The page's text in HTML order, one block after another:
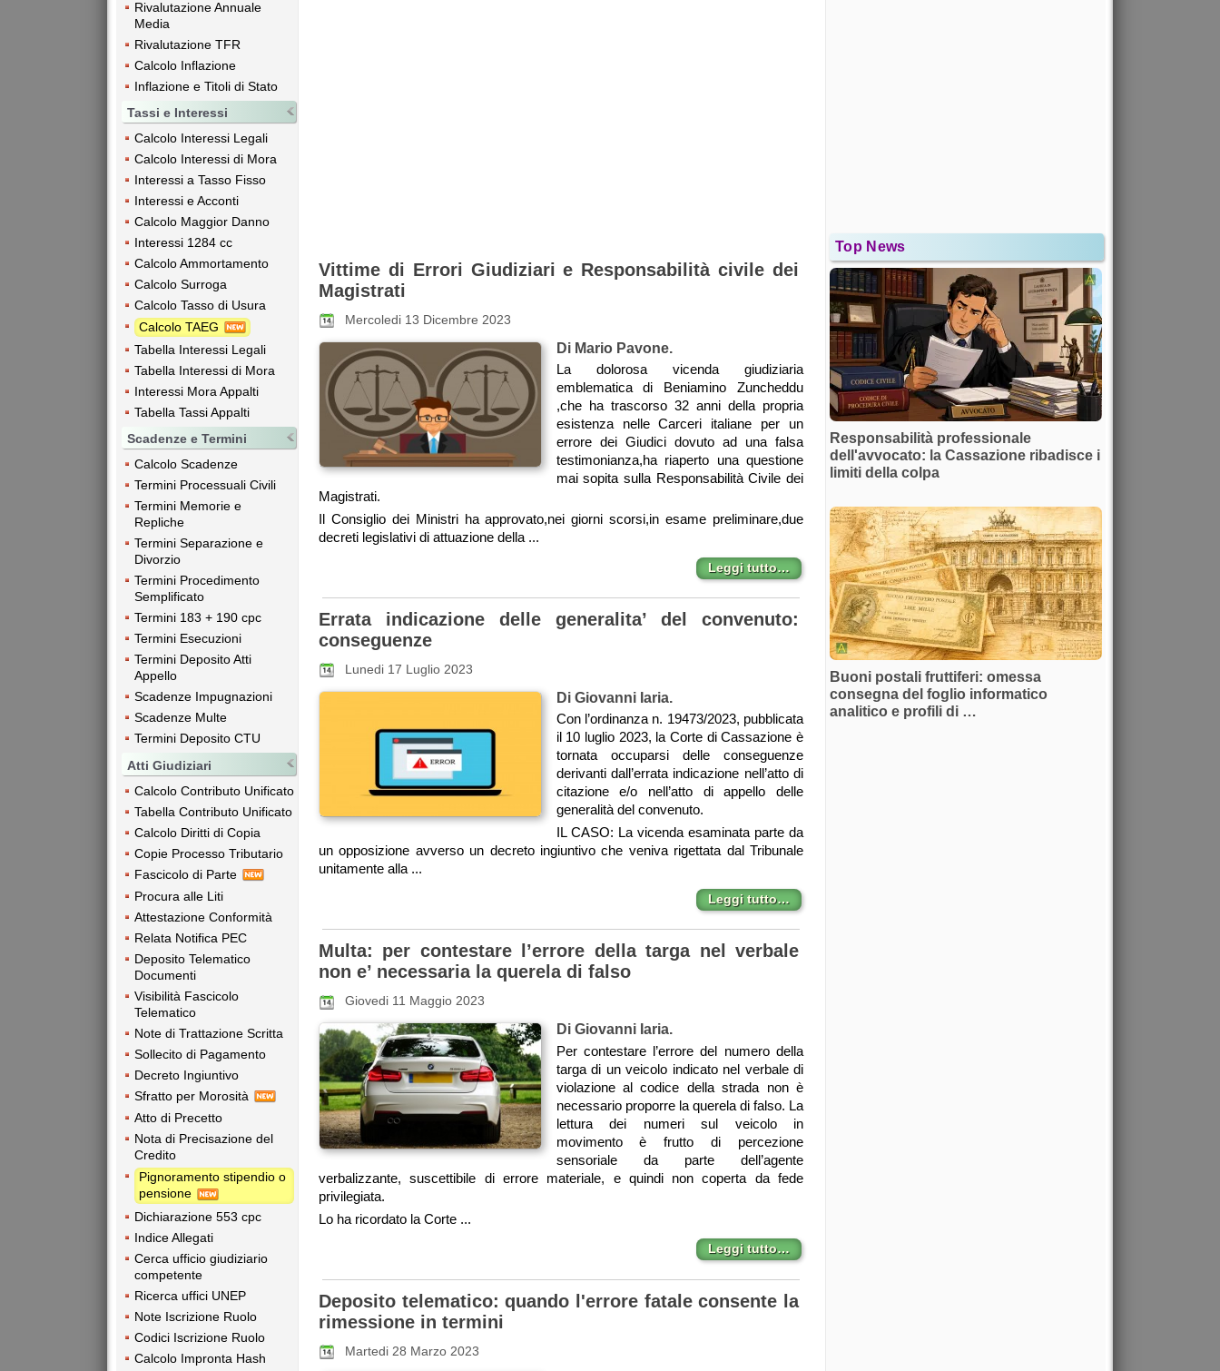
Rivalutazione Annuale
Media
Rivalutazione TFR
Calcolo Inflazione
Inflazione e Titoli di Stato
Tassi e Interessi
Calcolo Interessi Legali
Calcolo Interessi di Mora
Interessi a Tasso Fisso
Interessi e Acconti
Calcolo Maggior Danno
Interessi 1284 cc
Calcolo Ammortamento
Calcolo Surroga
Calcolo Tasso di Usura
Calcolo TAEG
Tabella Interessi Legali
Tabella Interessi di Mora
Interessi Mora Appalti
Tabella Tassi Appalti
Scadenze e Termini
Calcolo Scadenze
Termini Processuali Civili
Termini Memorie e
Repliche
Termini Separazione e
Divorzio
Termini Procedimento
Semplificato
Termini 183 + 190 cpc
Termini Esecuzioni
Termini Deposito Atti
Appello
Scadenze Impugnazioni
Scadenze Multe
Termini Deposito CTU
Atti Giudiziari
Calcolo Contributo Unificato
Tabella Contributo Unificato
Calcolo Diritti di Copia
Copie Processo Tributario
Fascicolo di Parte
Procura alle Liti
Attestazione Conformità
Relata Notifica PEC
Deposito Telematico
Documenti
Visibilità Fascicolo
Telematico
Note di Trattazione Scritta
Sollecito di Pagamento
Decreto Ingiuntivo
Sfratto per Morosità
Atto di Precetto
Nota di Precisazione del
Credito
Pignoramento stipendio o
pensione
Dichiarazione 553 cpc
Indice Allegati
Cerca ufficio giudiziario
competente
Ricerca uffici UNEP
Note Iscrizione Ruolo
Codici Iscrizione Ruolo
Calcolo Impronta Hash
Vittime di Errori Giudiziari e Responsabilità civile dei
Magistrati
Mercoledi 13 Dicembre 2023
Di Mario Pavone.
La dolorosa vicenda giudiziaria
emblematica di Beniamino Zuncheddu
,che ha trascorso 32 anni della propria
esistenza nelle Carceri italiane per un
errore dei Giudici dovuto ad una falsa
testimonianza,ha riaperto una questione
mai sopita sulla Responsabilità Civile dei
Magistrati.
Il Consiglio dei Ministri ha approvato,nei giorni scorsi,in esame preliminare,due
decreti legislativi di attuazione della ...
Leggi tutto…
Errata indicazione delle generalita’ del convenuto:
conseguenze
Lunedi 17 Luglio 2023
Di Giovanni Iaria.
Con l’ordinanza n. 19473/2023, pubblicata
il 10 luglio 2023, la Corte di Cassazione è
tornata occuparsi delle conseguenze
derivanti dall’errata indicazione nell’atto di
citazione e/o nell’atto di appello delle
generalità del convenuto.
IL CASO: La vicenda esaminata parte da
un opposizione avverso un decreto ingiuntivo che veniva rigettata dal Tribunale
unitamente alla ...
Leggi tutto…
Multa: per contestare l’errore della targa nel verbale
non e’ necessaria la querela di falso
Giovedi 11 Maggio 2023
Di Giovanni Iaria.
Per contestare l’errore del numero della
targa di un veicolo indicato nel verbale di
violazione al codice della strada non è
necessario proporre la querela di falso. La
lettura dei numeri sul veicolo in
movimento è frutto di percezione
sensoriale da parte dell’agente
verbalizzante, suscettibile di errore materiale, e quindi non coperta da fede
privilegiata.
Lo ha ricordato la Corte ...
Leggi tutto…
Deposito telematico: quando l'errore fatale consente la
rimessione in termini
Martedi 28 Marzo 2023
Top News
Responsabilità professionale
dell'avvocato: la Cassazione ribadisce i
limiti della colpa
Buoni postali fruttiferi: omessa
consegna del foglio informatico
analitico e profili di …